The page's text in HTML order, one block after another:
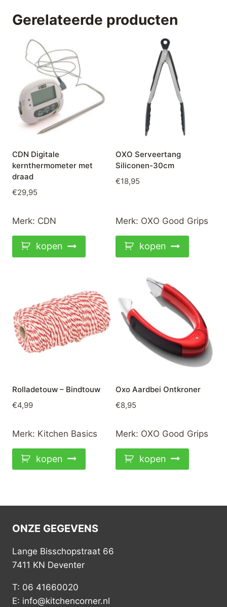
Gerelateerde producten
CDN Digitale
kernthermometer met
draad
€29,95
Merk: CDN
kopen
OXO Serveertang
Siliconen-30cm
€18,95
Merk: OXO Good Grips
kopen
Rolladetouw – Bindtouw
€4,99
Merk: Kitchen Basics
kopen
Oxo Aardbei Ontkroner
€8,95
Merk: OXO Good Grips
kopen
ONZE GEGEVENS
Lange Bisschopstraat 66
7411 KN Deventer
T: 06 41660020
E: info@kitchencorner.nl